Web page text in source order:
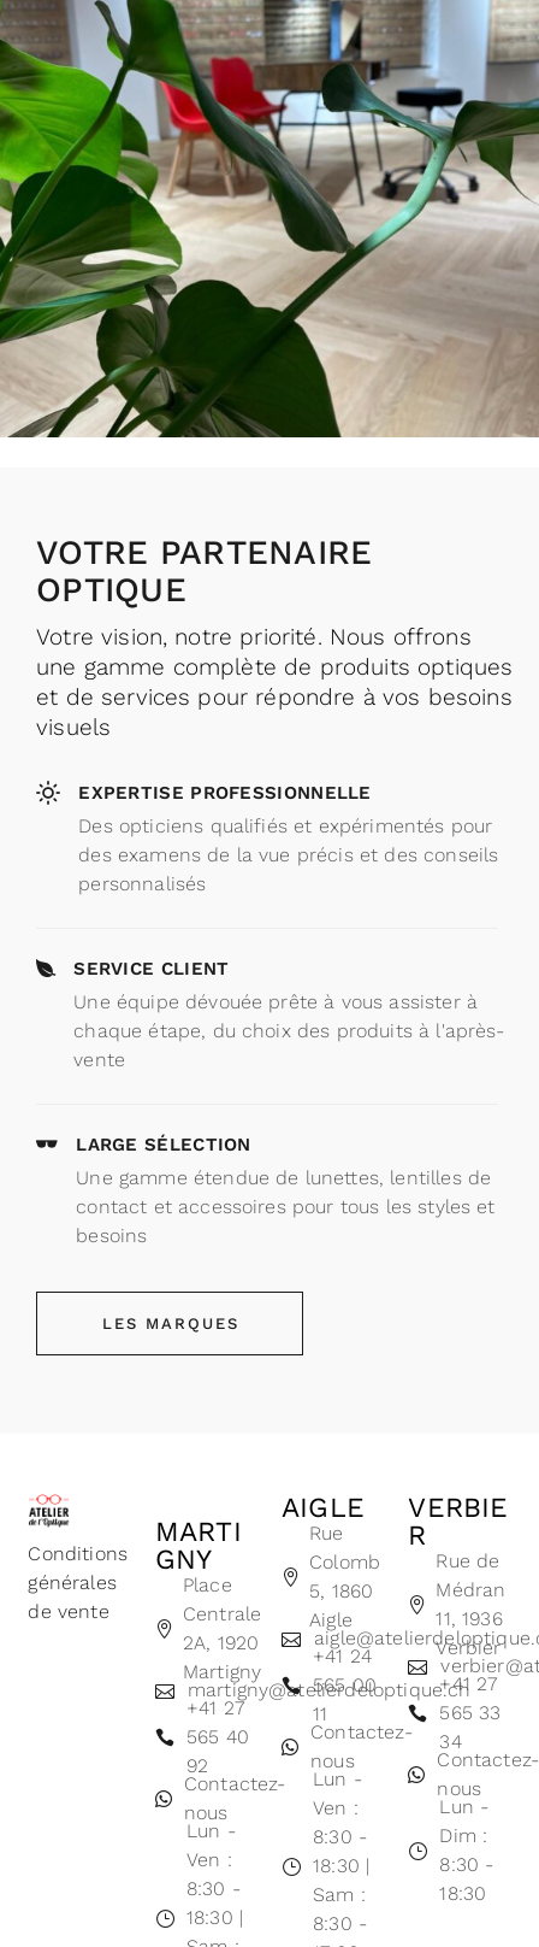
VOTRE PARTENAIRE
OPTIQUE
Votre vision, notre priorité. Nous offrons
une gamme complète de produits optiques
et de services pour répondre à vos besoins
visuels
EXPERTISE PROFESSIONNELLE
Des opticiens qualifiés et expérimentés pour
des examens de la vue précis et des conseils
personnalisés
SERVICE CLIENT
Une équipe dévouée prête à vous assister à
chaque étape, du choix des produits à l'après-
vente
LARGE SÉLECTION
Une gamme étendue de lunettes, lentilles de
contact et accessoires pour tous les styles et
besoins
LES MARQUES
Conditions
générales
de vente
MARTI
GNY
Place
Centrale
2A, 1920
Martigny
martigny@atelierdeloptique.ch
+41 27
565 40
92
Contactez-
nous
Lun -
Ven :
8:30 -
18:30 |
AIGLE
Rue
Colomb
5, 1860
Aigle
+41 24
565 00
11
Contactez-
nous
Lun -
Ven :
8:30 -
18:30 |
Sam :
8:30 -
VERBIE
R
Rue de
Médran
11, 1936
Verbier
+41 27
565 33
34
Contactez-
nous
Lun -
Dim :
8:30 -
18:30